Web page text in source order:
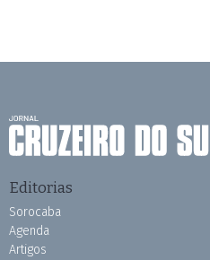
Editorias
Sorocaba
Agenda
Artigos